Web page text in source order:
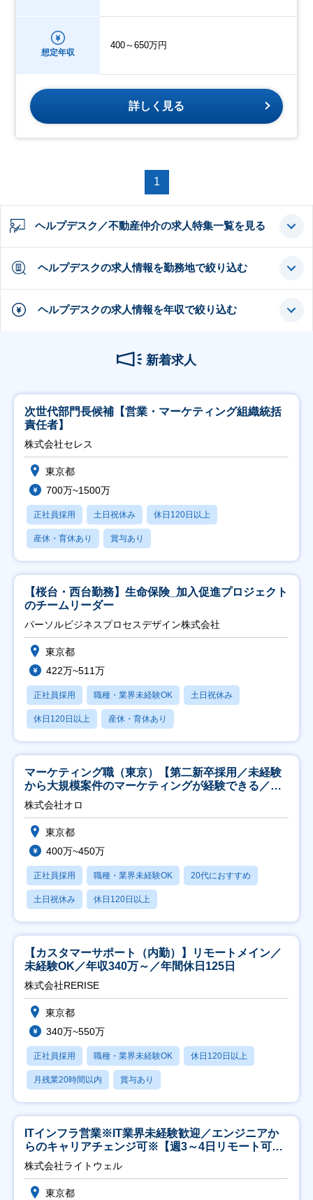
想定年収
400～650万円
詳しく見る
1
ヘルプデスク／不動産仲介の求人特集一覧を見る
ヘルプデスクの求人情報を勤務地で絞り込む
ヘルプデスクの求人情報を年収で絞り込む
新着求人
次世代部門長候補【営業・マーケティング組織統括
責任者】
株式会社セレス
東京都
700万~1500万
正社員採用 土日祝休み 休日120日以上
産休・育休あり 賞与あり
【桜台・西台勤務】生命保険_加入促進プロジェクト
のチームリーダー
パーソルビジネスプロセスデザイン株式会社
東京都
422万~511万
正社員採用 職種・業界未経験OK 土日祝休み
休日120日以上 産休・育休あり
マーケティング職（東京）【第二新卒採用／未経験
から大規模案件のマーケティングが経験できる／研
修充実】
株式会社オロ
東京都
400万~450万
正社員採用 職種・業界未経験OK 20代におすすめ
土日祝休み 休日120日以上
【カスタマーサポート（内勤）】リモートメイン／
未経験OK／年収340万～／年間休日125日
株式会社RERISE
東京都
340万~550万
正社員採用 職種・業界未経験OK 休日120日以上
月残業20時間以内 賞与あり
ITインフラ営業※IT業界未経験歓迎／エンジニアか
らのキャリアチェンジ可※【週3～4日リモート可
能】
株式会社ライトウェル
東京都